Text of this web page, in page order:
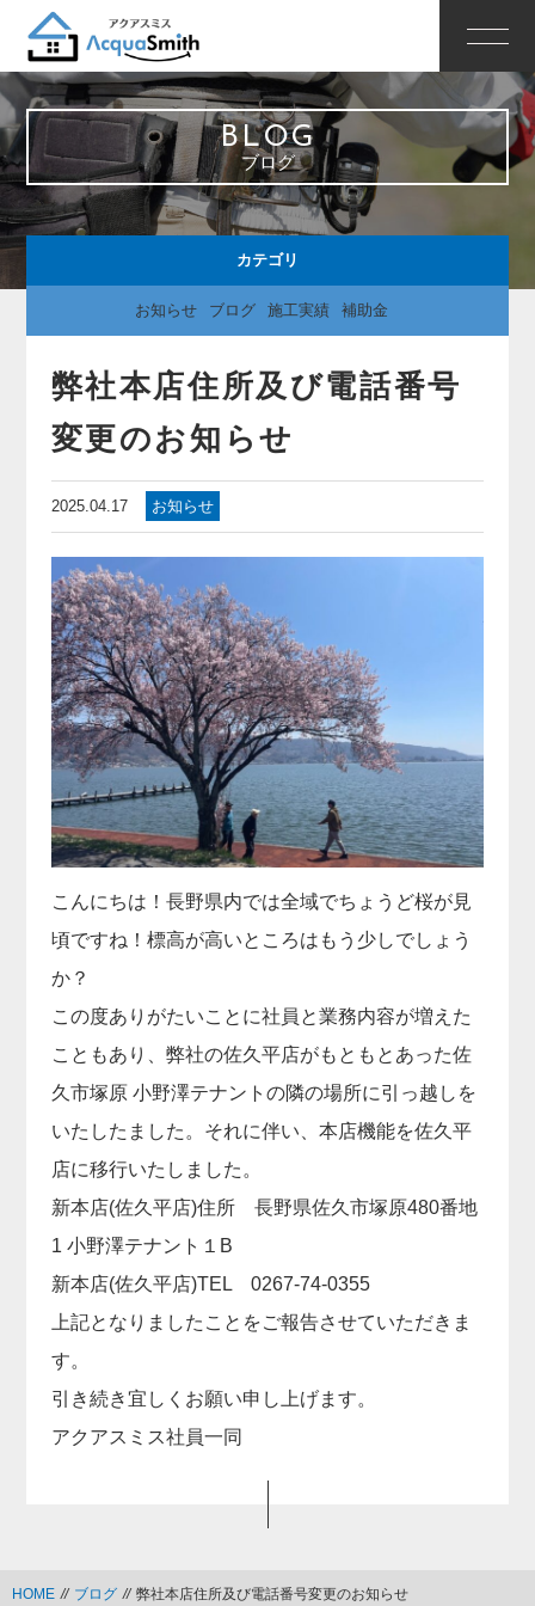
BLOG
ブログ
カテゴリ
お知らせ ブログ 施工実績 補助金
弊社本店住所及び電話番号
変更のお知らせ
2025.04.17 お知らせ
こんにちは！長野県内では全域でちょうど桜が見
頃ですね！標高が高いところはもう少しでしょう
か？
この度ありがたいことに社員と業務内容が増えた
こともあり、弊社の佐久平店がもともとあった佐
久市塚原 小野澤テナントの隣の場所に引っ越しを
いたしたました。それに伴い、本店機能を佐久平
店に移行いたしました。
新本店(佐久平店)住所 長野県佐久市塚原480番地
1 小野澤テナント１B
新本店(佐久平店)TEL 0267-74-0355
上記となりましたことをご報告させていただきま
す。
引き続き宜しくお願い申し上げます。
アクアスミス社員一同
HOME // ブログ // 弊社本店住所及び電話番号変更のお知らせ